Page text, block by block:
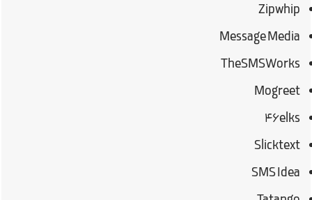
Zipwhip
Message Media
TheSMSWorks
Mogreet
۴۶elks
Slicktext
SMS Idea